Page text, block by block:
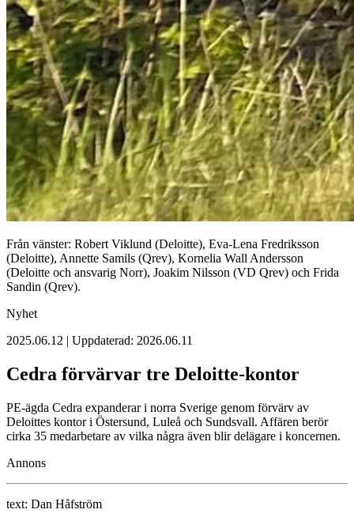
Från vänster: Robert Viklund (Deloitte), Eva-Lena Fredriksson
(Deloitte), Annette Samils (Qrev), Kornelia Wall Andersson
(Deloitte och ansvarig Norr), Joakim Nilsson (VD Qrev) och Frida
Sandin (Qrev).
Nyhet
2025.06.12 | Uppdaterad: 2026.06.11
Cedra förvärvar tre Deloitte-kontor
PE-ägda Cedra expanderar i norra Sverige genom förvärv av
Deloittes kontor i Östersund, Luleå och Sundsvall. Affären berör
cirka 35 medarbetare av vilka några även blir delägare i koncernen.
Annons
text: Dan Håfström